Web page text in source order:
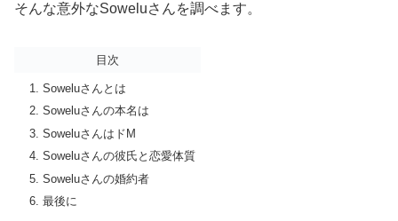
そんな意外なSoweluさんを調べます。
目次
Soweluさんとは
Soweluさんの本名は
SoweluさんはドM
Soweluさんの彼氏と恋愛体質
Soweluさんの婚約者
最後に